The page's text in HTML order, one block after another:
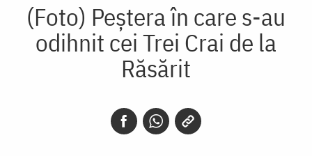
(Foto) Peștera în care s-au
odihnit cei Trei Crai de la
Răsărit